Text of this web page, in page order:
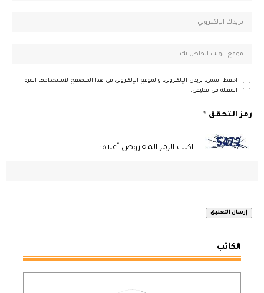
احفظ اسمي، بريدي الإلكتروني، والموقع الإلكتروني في هذا المتصفح لاستخدامها المرة
المقبلة في تعليقي.
رمز التحقق *
اكتب الرمز المعروض أعلاه:
الكاتب